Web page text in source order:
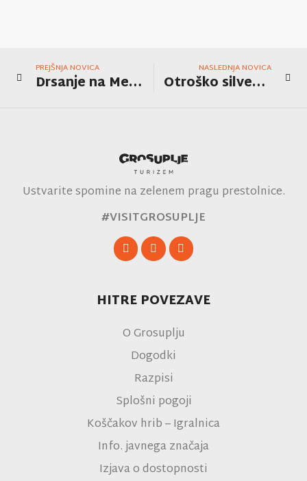
PREJŠNJA NOVICA
Drsanje na Mestnem drsališču Grosuplje
NASLEDNJA NOVICA
Otroško silvestrovanje z Jelenčkovim cirkusom in Dedkom Mrazom
Ustvarite spomine na zelenem pragu prestolnice.
#VISITGROSUPLJE
HITRE POVEZAVE
O Grosuplju
Dogodki
Razpisi
Splošni pogoji
Koščakov hrib – Igralnica
Info. javnega značaja
Izjava o dostopnosti